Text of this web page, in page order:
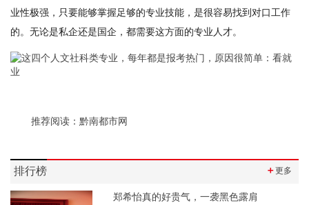
业性极强，只要能够掌握足够的专业技能，是很容易找到对口工作
的。无论是私企还是国企，都需要这方面的专业人才。
推荐阅读： 黔南都市网
排行榜 ＋更多
郑希怡真的好贵气，一袭黑色露肩